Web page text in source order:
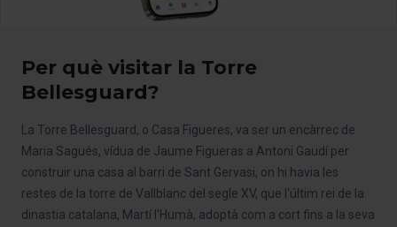
Per què visitar la Torre
Bellesguard?
La Torre Bellesguard, o Casa Figueres, va ser un encàrrec de
Maria Sagués, vídua de Jaume Figueras a Antoni Gaudí per
construir una casa al barri de Sant Gervasi, on hi havia les
restes de la torre de Vallblanc del segle XV, que l'últim rei de la
dinastia catalana, Martí l'Humà, adoptà com a cort fins a la seva